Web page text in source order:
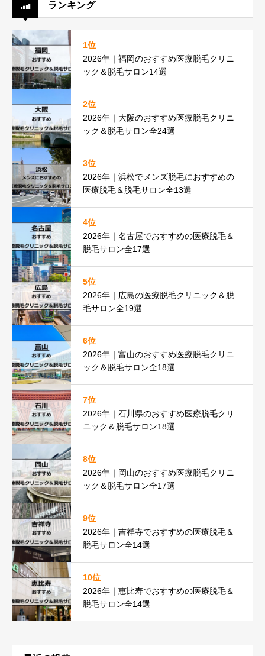
ランキング
1位
2026年｜福岡のおすすめ医療脱毛クリニ
ック＆脱毛サロン14選
2位
2026年｜大阪のおすすめ医療脱毛クリニ
ック＆脱毛サロン全24選
3位
2026年｜浜松でメンズ脱毛におすすめの
医療脱毛＆脱毛サロン全13選
4位
2026年｜名古屋でおすすめの医療脱毛＆
脱毛サロン全17選
5位
2026年｜広島の医療脱毛クリニック＆脱
毛サロン全19選
6位
2026年｜富山のおすすめ医療脱毛クリニ
ック＆脱毛サロン全18選
7位
2026年｜石川県のおすすめ医療脱毛クリ
ニック＆脱毛サロン18選
8位
2026年｜岡山のおすすめ医療脱毛クリニ
ック＆脱毛サロン全17選
9位
2026年｜吉祥寺でおすすめの医療脱毛＆
脱毛サロン全14選
10位
2026年｜恵比寿でおすすめの医療脱毛＆
脱毛サロン全14選